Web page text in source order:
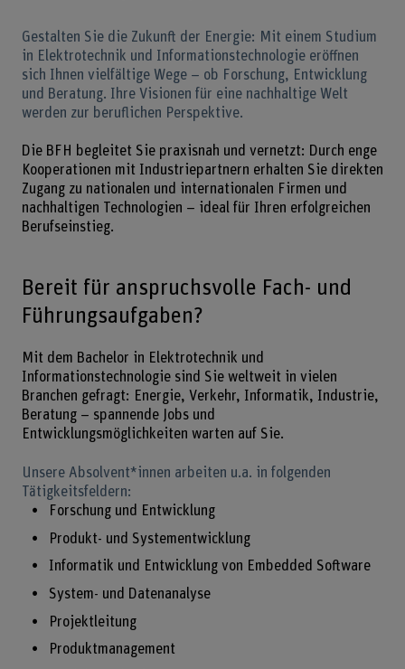
Gestalten Sie die Zukunft der Energie: Mit einem Studium
in Elektrotechnik und Informationstechnologie eröffnen
sich Ihnen vielfältige Wege – ob Forschung, Entwicklung
und Beratung. Ihre Visionen für eine nachhaltige Welt
werden zur beruflichen Perspektive.
Die BFH begleitet Sie praxisnah und vernetzt: Durch enge
Kooperationen mit Industriepartnern erhalten Sie direkten
Zugang zu nationalen und internationalen Firmen und
nachhaltigen Technologien – ideal für Ihren erfolgreichen
Berufseinstieg.
Bereit für anspruchsvolle Fach- und
Führungsaufgaben?
Mit dem Bachelor in Elektrotechnik und
Informationstechnologie sind Sie weltweit in vielen
Branchen gefragt: Energie, Verkehr, Informatik, Industrie,
Beratung – spannende Jobs und
Entwicklungsmöglichkeiten warten auf Sie.
Unsere Absolvent*innen arbeiten u.a. in folgenden
Tätigkeitsfeldern:
Forschung und Entwicklung
Produkt- und Systementwicklung
Informatik und Entwicklung von Embedded Software
System- und Datenanalyse
Projektleitung
Produktmanagement